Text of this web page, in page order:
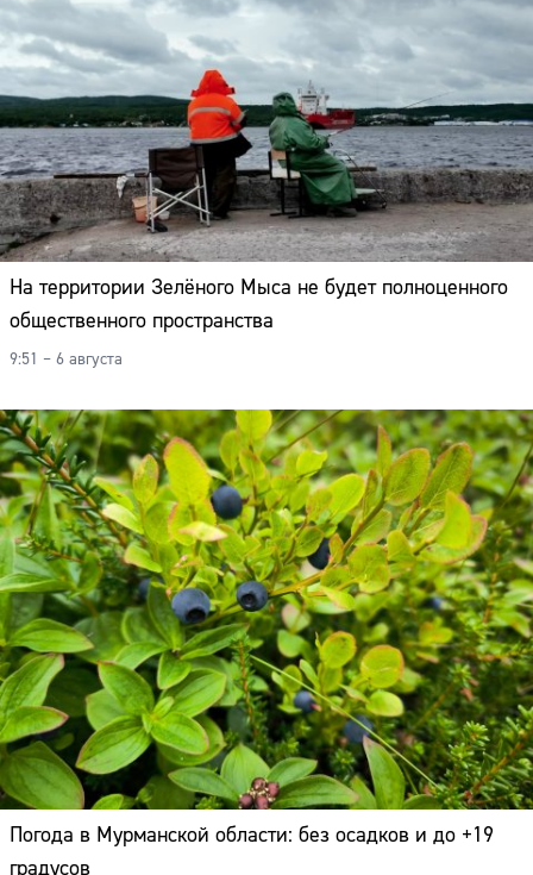
На территории Зелёного Мыса не будет полноценного
общественного пространства
9:51 – 6 августа
Погода в Мурманской области: без осадков и до +19
градусов